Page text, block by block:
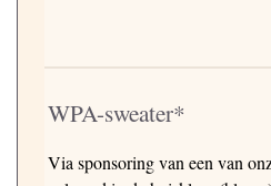
WPA-sweater*
Via sponsoring van een van